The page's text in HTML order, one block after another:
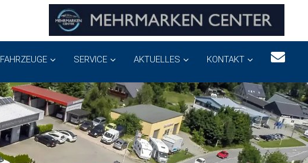
FAHRZEUGE SERVICE AKTUELLES KONTAKT